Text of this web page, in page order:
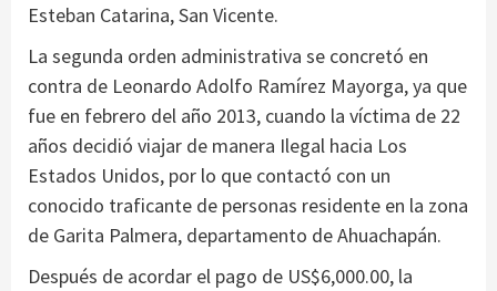
Esteban Catarina, San Vicente.
La segunda orden administrativa se concretó en
contra de Leonardo Adolfo Ramírez Mayorga, ya que
fue en febrero del año 2013, cuando la víctima de 22
años decidió viajar de manera Ilegal hacia Los
Estados Unidos, por lo que contactó con un
conocido traficante de personas residente en la zona
de Garita Palmera, departamento de Ahuachapán.
Después de acordar el pago de US$6,000.00, la